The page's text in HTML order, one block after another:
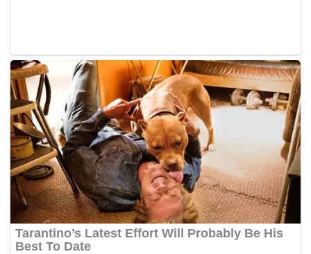
Tags: Harimau Malaysia